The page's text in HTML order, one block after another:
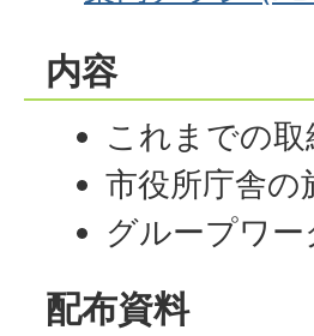
内容
これまでの
市役所庁舎の
グループワー
配布資料